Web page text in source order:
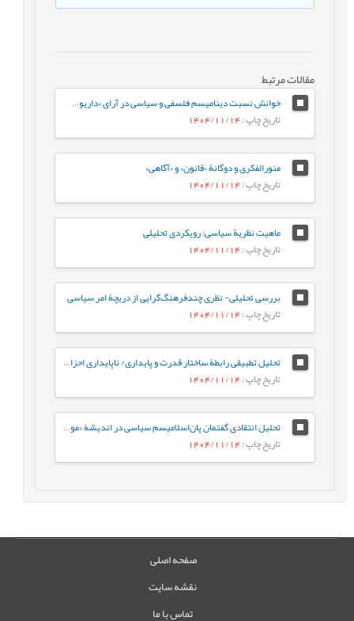
مقالات مرتبط
خوانش نسبت ديناميسم فلسفی و سیاسی در آرای «داريوش شايگان»
تاریخ چاپ: 1404/11/14
منورالفکری و دوگانۀ «قانون» و «آگاهی»
تاریخ چاپ: 1404/11/14
ماهیت نظریة سیاسی: رویکردی تحلیلی
تاریخ چاپ: 1404/11/14
بررسی تحلیلی- نظری چندفرهنگ‌گرایی از دریچۀ امر سیاسی
تاریخ چاپ: 1404/11/14
تحلیل تطبیقی رابطۀ ساختار قدرت و پایداری/ ناپایداری احزاب سیاسی در ساختارهای اقتدارگرا، دموکراتیک و شبه¬اقتدارگرا
تاریخ چاپ: 1404/11/14
تحلیل انتقادی گفتمان پان‌اسلامیسم سیاسی در اندیشۀ «مولانا محمد برکت‌الله بوپالی» (هندوستانی) در کتاب «خلافت» (چاپ 1924 میلادی)
تاریخ چاپ: 1404/11/14
صفحه اصلی
نقشه سایت
تماس با ما